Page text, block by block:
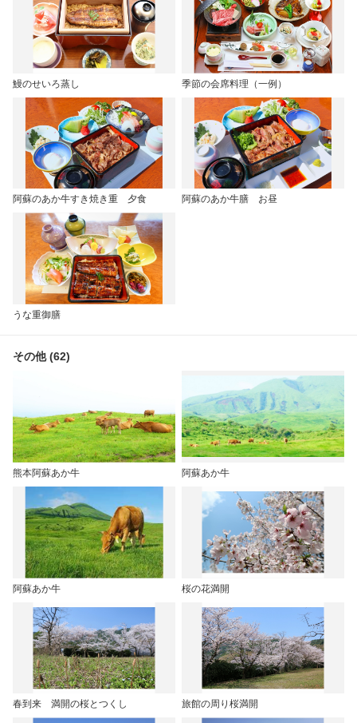
鰻のせいろ蒸し 季節の会席料理（一例）
阿蘇のあか牛すき焼き重 夕食 阿蘇のあか牛膳 お昼
うな重御膳
その他 (62)
熊本阿蘇あか牛 阿蘇あか牛
阿蘇あか牛 桜の花満開
春到来 満開の桜とつくし 旅館の周り桜満開